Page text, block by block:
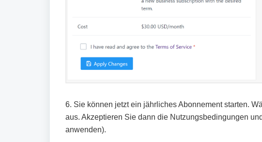
6. Sie können jetzt ein jährliches Abonnement starten.
aus. Akzeptieren Sie dann die Nutzungsbedingungen
anwenden).